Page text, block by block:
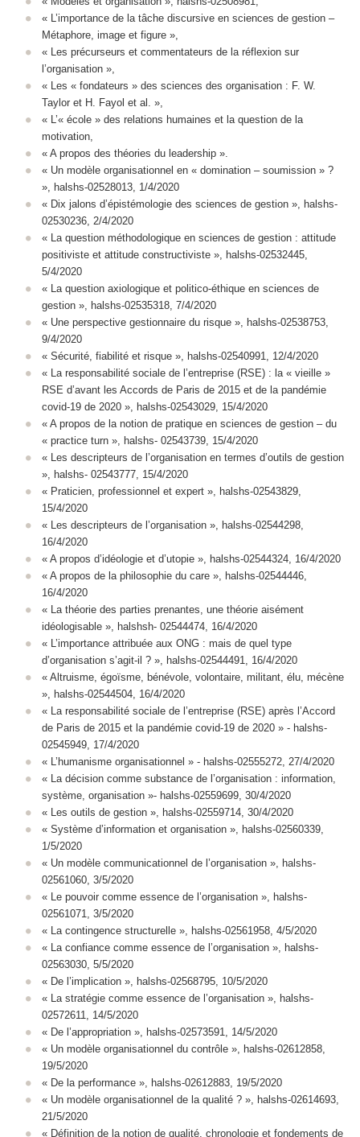
« L’importance de la tâche discursive en sciences de gestion –
Métaphore, image et figure »,
« Les précurseurs et commentateurs de la réflexion sur
l’organisation »,
« Les « fondateurs » des sciences des organisation : F. W.
Taylor et H. Fayol et al. »,
« L’« école » des relations humaines et la question de la
motivation,
« A propos des théories du leadership ».
« Un modèle organisationnel en « domination – soumission » ?
», halshs-02528013, 1/4/2020
« Dix jalons d’épistémologie des sciences de gestion », halshs-
02530236, 2/4/2020
« La question méthodologique en sciences de gestion : attitude
positiviste et attitude constructiviste », halshs-02532445,
5/4/2020
« La question axiologique et politico-éthique en sciences de
gestion », halshs-02535318, 7/4/2020
« Une perspective gestionnaire du risque », halshs-02538753,
9/4/2020
« Sécurité, fiabilité et risque », halshs-02540991, 12/4/2020
« La responsabilité sociale de l’entreprise (RSE) : la « vieille »
RSE d’avant les Accords de Paris de 2015 et de la pandémie
covid-19 de 2020 », halshs-02543029, 15/4/2020
« A propos de la notion de pratique en sciences de gestion – du
« practice turn », halshs- 02543739, 15/4/2020
« Les descripteurs de l’organisation en termes d’outils de gestion
», halshs- 02543777, 15/4/2020
« Praticien, professionnel et expert », halshs-02543829,
15/4/2020
« Les descripteurs de l’organisation », halshs-02544298,
16/4/2020
« A propos d’idéologie et d’utopie », halshs-02544324, 16/4/2020
« A propos de la philosophie du care », halshs-02544446,
16/4/2020
« La théorie des parties prenantes, une théorie aisément
idéologisable », halshsh- 02544474, 16/4/2020
« L’importance attribuée aux ONG : mais de quel type
d’organisation s’agit-il ? », halshs-02544491, 16/4/2020
« Altruisme, égoïsme, bénévole, volontaire, militant, élu, mécène
», halshs-02544504, 16/4/2020
« La responsabilité sociale de l’entreprise (RSE) après l’Accord
de Paris de 2015 et la pandémie covid-19 de 2020 » - halshs-
02545949, 17/4/2020
« L’humanisme organisationnel » - halshs-02555272, 27/4/2020
« La décision comme substance de l’organisation : information,
système, organisation »- halshs-02559699, 30/4/2020
« Les outils de gestion », halshs-02559714, 30/4/2020
« Système d’information et organisation », halshs-02560339,
1/5/2020
« Un modèle communicationnel de l’organisation », halshs-
02561060, 3/5/2020
« Le pouvoir comme essence de l’organisation », halshs-
02561071, 3/5/2020
« La contingence structurelle », halshs-02561958, 4/5/2020
« La confiance comme essence de l’organisation », halshs-
02563030, 5/5/2020
« De l’implication », halshs-02568795, 10/5/2020
« La stratégie comme essence de l’organisation », halshs-
02572611, 14/5/2020
« De l’appropriation », halshs-02573591, 14/5/2020
« Un modèle organisationnel du contrôle », halshs-02612858,
19/5/2020
« De la performance », halshs-02612883, 19/5/2020
« Un modèle organisationnel de la qualité ? », halshs-02614693,
21/5/2020
« Définition de la notion de qualité, chronologie et fondements de